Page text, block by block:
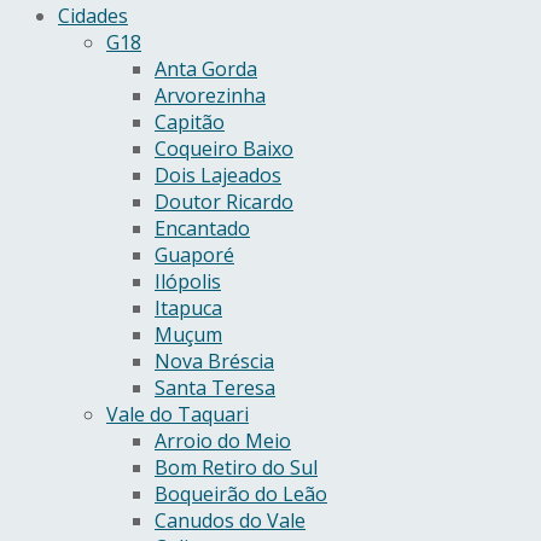
Cidades
G18
Anta Gorda
Arvorezinha
Capitão
Coqueiro Baixo
Dois Lajeados
Doutor Ricardo
Encantado
Guaporé
Ilópolis
Itapuca
Muçum
Nova Bréscia
Santa Teresa
Vale do Taquari
Arroio do Meio
Bom Retiro do Sul
Boqueirão do Leão
Canudos do Vale